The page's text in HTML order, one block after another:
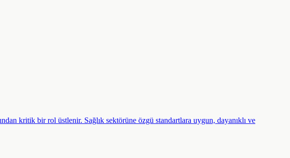
kritik bir rol üstlenir. Sağlık sektörüne özgü standartlara uygun, dayanıklı ve